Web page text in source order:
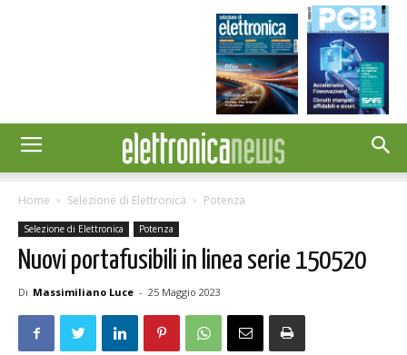
Home Selezione di Elettronica Potenza
Selezione di Elettronica Potenza
Nuovi portafusibili in linea serie 150520
Di Massimiliano Luce - 25 Maggio 2023